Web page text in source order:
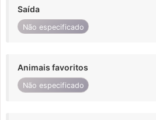
Saída
Não especificado
Animais favoritos
Não especificado